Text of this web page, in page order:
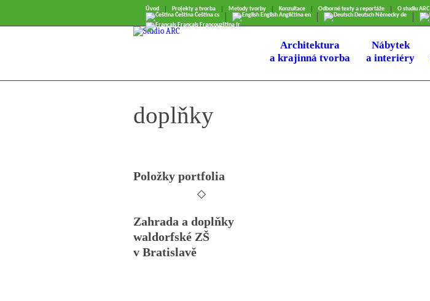
Úvod Projekty a tvorba Metody tvorby Konzultace Odborné texty a reportáže O studiu ARC
ČeštinaČeštinacs EnglishAngličtinaen Deutsch Německyde
FrançaisFrancouzštinafr
Architektura
a krajinná tvorba
Nábytek
a interiéry
doplňky
Položky portfolia
Zahrada a doplňky
waldorfské ZŠ
v Bratislavě